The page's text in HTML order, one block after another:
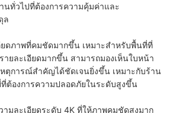
นทั่วไปที่ต้องการความคุ้มค่าและ
ล
ยดภาพที่คมชัดมากขึ้น เหมาะสำหรับพื้นที่ที่
ายละเอียดมากขึ้น สามารถมองเห็นใบหน้า
หตุการณ์สำคัญได้ชัดเจนยิ่งขึ้น เหมาะกับร้าน
ต้องการความปลอดภัยในระดับสูงขึ้น
ามละเอียดระดับ 4K ที่ให้ภาพคมชัดสูงมาก